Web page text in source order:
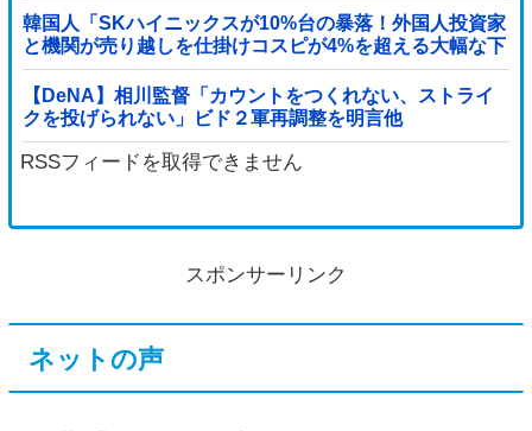
韓国人「SKハイニックスが10%台の暴落！外国人投資家
と機関が売り越しを仕掛けコスピが4%を超える大幅な下
落‥」
【DeNA】相川監督「カウントをつくれない、ストライ
クを投げられない」ビド２軍再調整を明言他
RSSフィードを取得できません
スポンサーリンク
ネットの声